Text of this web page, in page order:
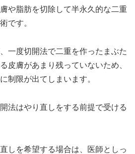
や脂肪を切除して半永久的な二重
です。
一度切開法で二重を作ったまぶた
皮膚があまり残っていないため、
制限が出てしまいます。
法はやり直しをする前提で受ける
しを希望する場合は、医師としっ